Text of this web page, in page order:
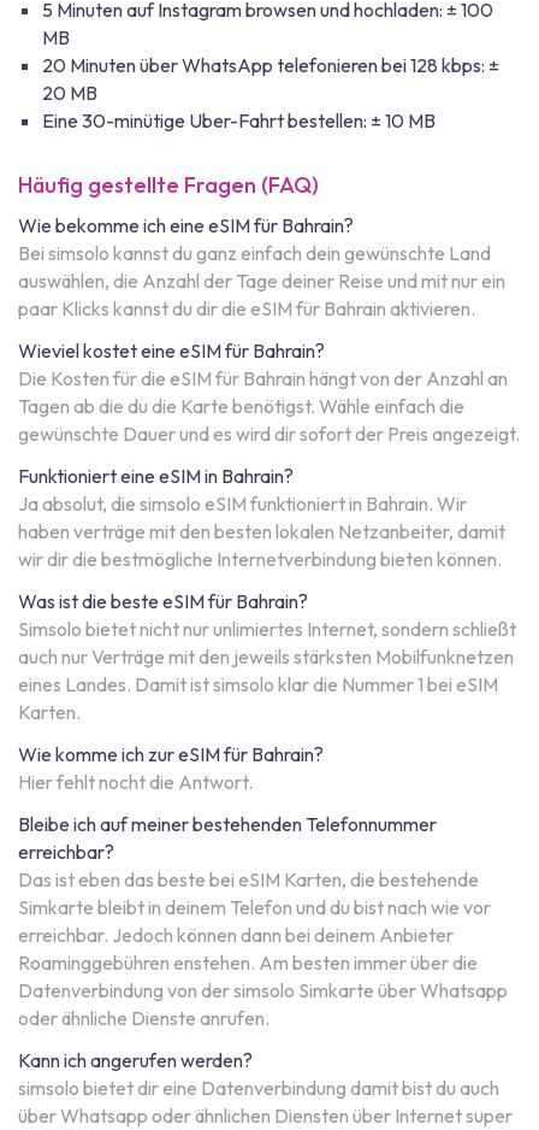
5 Minuten auf Instagram browsen und hochladen: ± 100
MB
20 Minuten über WhatsApp telefonieren bei 128 kbps: ±
20 MB
Eine 30-minütige Uber-Fahrt bestellen: ± 10 MB
Häufig gestellte Fragen (FAQ)
Wie bekomme ich eine eSIM für Bahrain?
Bei simsolo kannst du ganz einfach dein gewünschte Land
auswählen, die Anzahl der Tage deiner Reise und mit nur ein
paar Klicks kannst du dir die eSIM für Bahrain aktivieren.
Wieviel kostet eine eSIM für Bahrain?
Die Kosten für die eSIM für Bahrain hängt von der Anzahl an
Tagen ab die du die Karte benötigst. Wähle einfach die
gewünschte Dauer und es wird dir sofort der Preis angezeigt.
Funktioniert eine eSIM in Bahrain?
Ja absolut, die simsolo eSIM funktioniert in Bahrain. Wir
haben verträge mit den besten lokalen Netzanbeiter, damit
wir dir die bestmögliche Internetverbindung bieten können.
Was ist die beste eSIM für Bahrain?
Simsolo bietet nicht nur unlimiertes Internet, sondern schließt
auch nur Verträge mit den jeweils stärksten Mobilfunknetzen
eines Landes. Damit ist simsolo klar die Nummer 1 bei eSIM
Karten.
Wie komme ich zur eSIM für Bahrain?
Hier fehlt nocht die Antwort.
Bleibe ich auf meiner bestehenden Telefonnummer
erreichbar?
Das ist eben das beste bei eSIM Karten, die bestehende
Simkarte bleibt in deinem Telefon und du bist nach wie vor
erreichbar. Jedoch können dann bei deinem Anbieter
Roaminggebühren enstehen. Am besten immer über die
Datenverbindung von der simsolo Simkarte über Whatsapp
oder ähnliche Dienste anrufen.
Kann ich angerufen werden?
simsolo bietet dir eine Datenverbindung damit bist du auch
über Whatsapp oder ähnlichen Diensten über Internet super